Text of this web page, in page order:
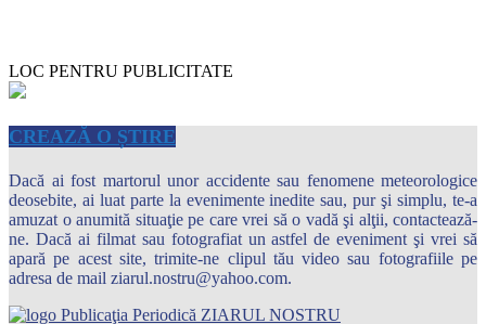
LOC PENTRU PUBLICITATE
CREAZĂ O ȘTIRE
Dacă ai fost martorul unor accidente sau fenomene meteorologice
deosebite, ai luat parte la evenimente inedite sau, pur şi simplu, te-a
amuzat o anumită situaţie pe care vrei să o vadă şi alţii, contactează-
ne. Dacă ai filmat sau fotografiat un astfel de eveniment şi vrei să
apară pe acest site, trimite-ne clipul tău video sau fotografiile pe
adresa de mail ziarul.nostru@yahoo.com.